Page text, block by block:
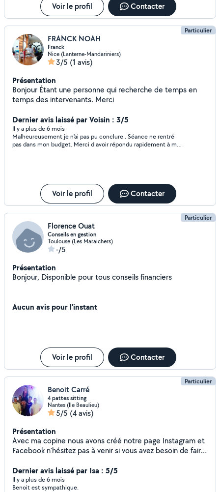
Voir le profil Contacter
Particulier
FRANCK NOAH
Franck
Nice (Lanterne-Mandariniers)
3/5 (1 avis)
Présentation
Bonjour Étant une personne qui recherche de temps en
temps des intervenants. Merci
Dernier avis laissé par Voisin : 3/5
Il y a plus de 6 mois
Malheureusement je n'ai pas pu conclure . Séance ne rentré
pas dans mon budget. Merci d avoir répondu rapidement à ma
Voir le profil Contacter
Particulier
Florence Ouat
Conseils en gestion
Toulouse (Les Maraichers)
-/5
Présentation
Bonjour, Disponible pour tous conseils financiers
Aucun avis pour l'instant
Voir le profil Contacter
Particulier
Benoit Carré
4 pattes sitting
Nantes (Ile Beaulieu)
5/5 (4 avis)
Présentation
Avec ma copine nous avons créé notre page Instagram et
Facebook n'hésitez pas à venir si vous avez besoin de faire
Dernier avis laissé par Isa : 5/5
Il y a plus de 6 mois
Benoit est sympathique.